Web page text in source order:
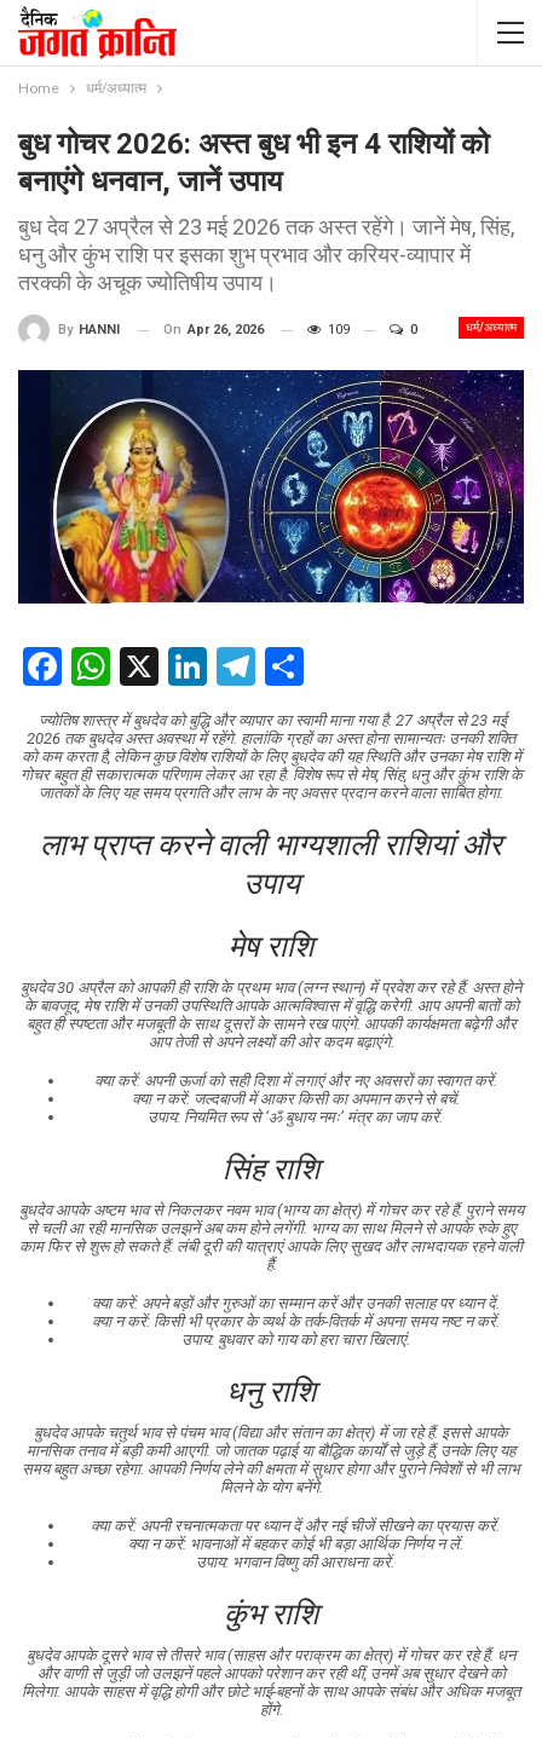
Home धर्म/अध्यात्म
बुध गोचर 2026: अस्त बुध भी इन 4 राशियों को
बनाएंगे धनवान, जानें उपाय
बुध देव 27 अप्रैल से 23 मई 2026 तक अस्त रहेंगे। जानें मेष, सिंह,
धनु और कुंभ राशि पर इसका शुभ प्रभाव और करियर-व्यापार में
तरक्की के अचूक ज्योतिषीय उपाय।
धर्म/अध्यात्म
By HANNI On Apr 26, 2026 109 0
Facebook
WhatsApp
X LinkedIn
Telegram
ज्योतिष शास्त्र में बुधदेव को बुद्धि और व्यापार का स्वामी माना गया है. 27 अप्रैल से 23 मई
2026 तक बुधदेव अस्त अवस्था में रहेंगे. हालांकि ग्रहों का अस्त होना सामान्यतः उनकी शक्ति
को कम करता है, लेकिन कुछ विशेष राशियों के लिए बुधदेव की यह स्थिति और उनका मेष राशि में
गोचर बहुत ही सकारात्मक परिणाम लेकर आ रहा है. विशेष रूप से मेष, सिंह, धनु और कुंभ राशि के
जातकों के लिए यह समय प्रगति और लाभ के नए अवसर प्रदान करने वाला साबित होगा.
लाभ प्राप्त करने वाली भाग्यशाली राशियां और
उपाय
मेष राशि
बुधदेव 30 अप्रैल को आपकी ही राशि के प्रथम भाव (लग्न स्थान) में प्रवेश कर रहे हैं. अस्त होने
के बावजूद, मेष राशि में उनकी उपस्थिति आपके आत्मविश्वास में वृद्धि करेगी. आप अपनी बातों को
बहुत ही स्पष्टता और मजबूती के साथ दूसरों के सामने रख पाएंगे. आपकी कार्यक्षमता बढ़ेगी और
आप तेजी से अपने लक्ष्यों की ओर कदम बढ़ाएंगे.
क्या करें: अपनी ऊर्जा को सही दिशा में लगाएं और नए अवसरों का स्वागत करें.
क्या न करें: जल्दबाजी में आकर किसी का अपमान करने से बचें.
उपाय: नियमित रूप से ‘ॐ बुधाय नमः’ मंत्र का जाप करें.
सिंह राशि
बुधदेव आपके अष्टम भाव से निकलकर नवम भाव (भाग्य का क्षेत्र) में गोचर कर रहे हैं. पुराने समय
से चली आ रही मानसिक उलझनें अब कम होने लगेंगी. भाग्य का साथ मिलने से आपके रुके हुए
काम फिर से शुरू हो सकते हैं. लंबी दूरी की यात्राएं आपके लिए सुखद और लाभदायक रहने वाली
हैं.
क्या करें: अपने बड़ों और गुरुओं का सम्मान करें और उनकी सलाह पर ध्यान दें.
क्या न करें: किसी भी प्रकार के व्यर्थ के तर्क-वितर्क में अपना समय नष्ट न करें.
उपाय: बुधवार को गाय को हरा चारा खिलाएं.
धनु राशि
बुधदेव आपके चतुर्थ भाव से पंचम भाव (विद्या और संतान का क्षेत्र) में जा रहे हैं. इससे आपके
मानसिक तनाव में बड़ी कमी आएगी. जो जातक पढ़ाई या बौद्धिक कार्यों से जुड़े हैं, उनके लिए यह
समय बहुत अच्छा रहेगा. आपकी निर्णय लेने की क्षमता में सुधार होगा और पुराने निवेशों से भी लाभ
मिलने के योग बनेंगे.
क्या करें: अपनी रचनात्मकता पर ध्यान दें और नई चीजें सीखने का प्रयास करें.
क्या न करें: भावनाओं में बहकर कोई भी बड़ा आर्थिक निर्णय न लें.
उपाय: भगवान विष्णु की आराधना करें.
कुंभ राशि
बुधदेव आपके दूसरे भाव से तीसरे भाव (साहस और पराक्रम का क्षेत्र) में गोचर कर रहे हैं. धन
और वाणी से जुड़ी जो उलझनें पहले आपको परेशान कर रही थीं, उनमें अब सुधार देखने को
मिलेगा. आपके साहस में वृद्धि होगी और छोटे भाई-बहनों के साथ आपके संबंध और अधिक मजबूत
होंगे.